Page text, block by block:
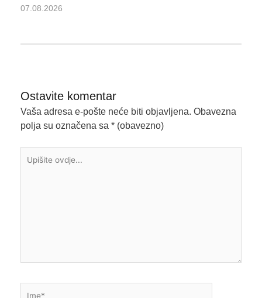
07.08.2026
Ostavite komentar
Vaša adresa e-pošte neće biti objavljena. Obavezna
polja su označena sa * (obavezno)
ovdje...